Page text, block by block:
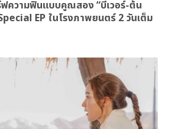
ฟความฟินแบบคูณสอง “บีเวอร์-ต้น
EP ในโรงภาพยนตร์ 2 วันเต็ม